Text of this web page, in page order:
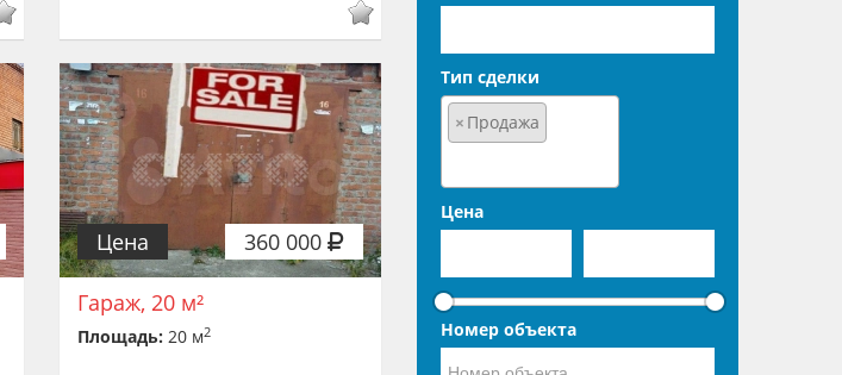
360 000
Цена
Гараж, 20 м²
Площадь: 20 м2
Тип сделки
× Продажа
Цена
Номер объекта